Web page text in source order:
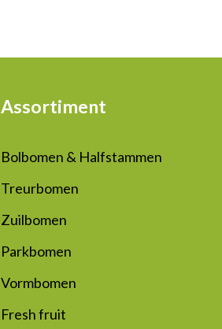
Assortiment
Bolbomen & Halfstammen
Treurbomen
Zuilbomen
Parkbomen
Vormbomen
Fresh fruit